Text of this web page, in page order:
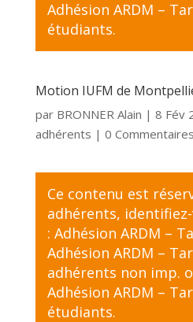
Adhésion ARDM –
étudiants.
Motion IUFM de
par BRONNER Alain | 8 Fév
adhérents | 0 Commentaires
Ce contenu est
adhérents,
: Adhésion ARDM –
Adhésion ARDM –
adhérents non imp.
Adhésion ARDM –
étudiants.